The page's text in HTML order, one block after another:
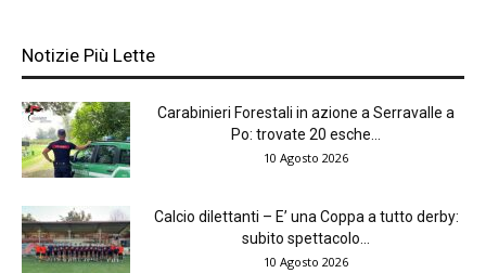
Notizie Più Lette
Carabinieri Forestali in azione a Serravalle a
Po: trovate 20 esche...
10 Agosto 2026
Calcio dilettanti – E’ una Coppa a tutto derby:
subito spettacolo...
10 Agosto 2026